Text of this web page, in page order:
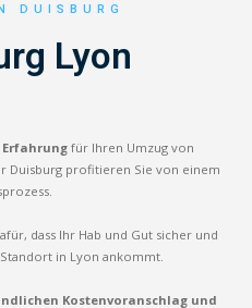
DUISBURG
Lyon
für Ihren Umzug von
Duisburg profitieren Sie von einem
dass Ihr Hab und Gut sicher und
in Lyon ankommt.
Kostenvoranschlag und